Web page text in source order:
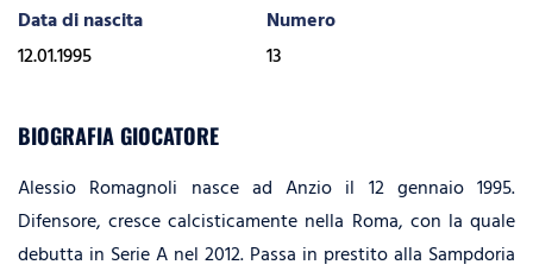
Data di nascita
12.01.1995
Numero
13
BIOGRAFIA GIOCATORE
Alessio Romagnoli nasce ad Anzio il 12 gennaio 1995.
Difensore, cresce calcisticamente nella Roma, con la quale
debutta in Serie A nel 2012. Passa in prestito alla Sampdoria